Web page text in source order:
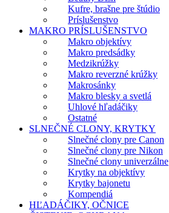
Kufre, brašne pre štúdio
Príslušenstvo
MAKRO PRÍSLUŠENSTVO
Makro objektívy
Makro predsádky
Medzikrúžky
Makro reverzné krúžky
Makrosánky
Makro blesky a svetlá
Uhlové hľadáčiky
Ostatné
SLNEČNÉ CLONY, KRYTKY
Slnečné clony pre Canon
Slnečné clony pre Nikon
Slnečné clony univerzálne
Krytky na objektívy
Krytky bajonetu
Kompendiá
HĽADÁČIKY, OČNICE